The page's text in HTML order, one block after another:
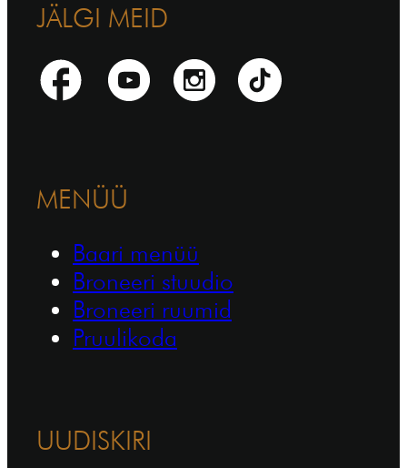
JÄLGI MEID
MENÜÜ
Baari menüü
Broneeri stuudio
Broneeri ruumid
Pruulikoda
UUDISKIRI